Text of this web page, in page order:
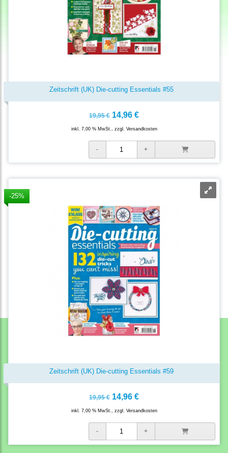
Zeitschrift (UK) Die-cutting Essentials #55
19,95 € 14,96 €
inkl. 7,00 % MwSt., zzgl. Versandkosten
-25%
Zeitschrift (UK) Die-cutting Essentials #59
19,95 € 14,96 €
inkl. 7,00 % MwSt., zzgl. Versandkosten